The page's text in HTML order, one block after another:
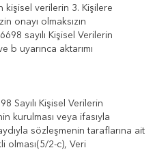
kişisel verilerin 3. Kişilere
onayı olmaksızın
sayılı Kişisel Verilerin
b uyarınca aktarımı
Sayılı Kişisel Verilerin
kurulması veya ifasıyla
sözleşmenin taraflarına ait
olması(5/2-c), Veri